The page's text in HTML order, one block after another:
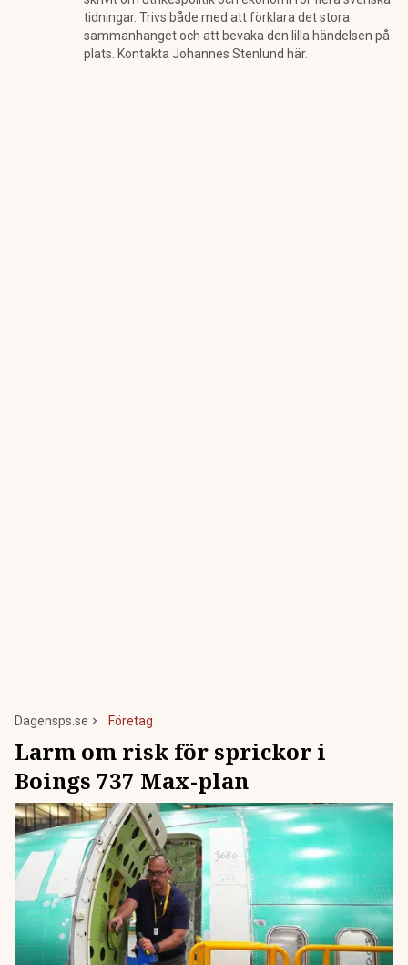
tidningar. Trivs både med att förklara det stora
sammanhanget och att bevaka den lilla händelsen på
plats. Kontakta Johannes Stenlund här.
Dagensps.se Företag
Larm om risk för sprickor i
Boings 737 Max-plan